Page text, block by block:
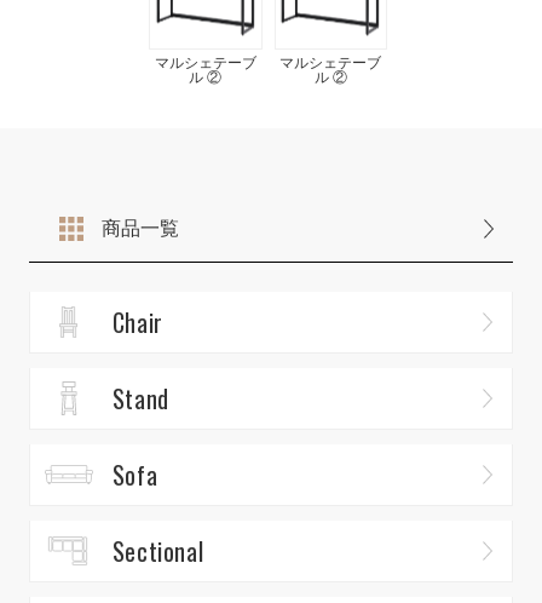
マルシェテーブ
ル ②
マルシェテーブ
ル ②
商品一覧
Chair
Stand
Sofa
Sectional